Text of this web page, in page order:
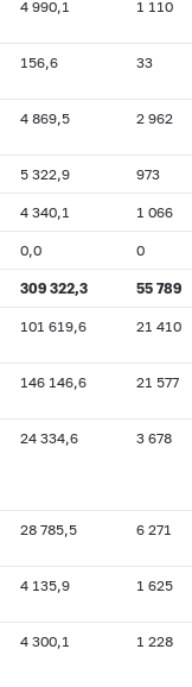
4 990,1 1 110
156,6 33
4 869,5 2 962
5 322,9 973
4 340,1 1 066
0,0 0
309 322,3 55 789
101 619,6 21 410
146 146,6 21 577
24 334,6 3 678
28 785,5 6 271
4 135,9 1 625
4 300,1 1 228